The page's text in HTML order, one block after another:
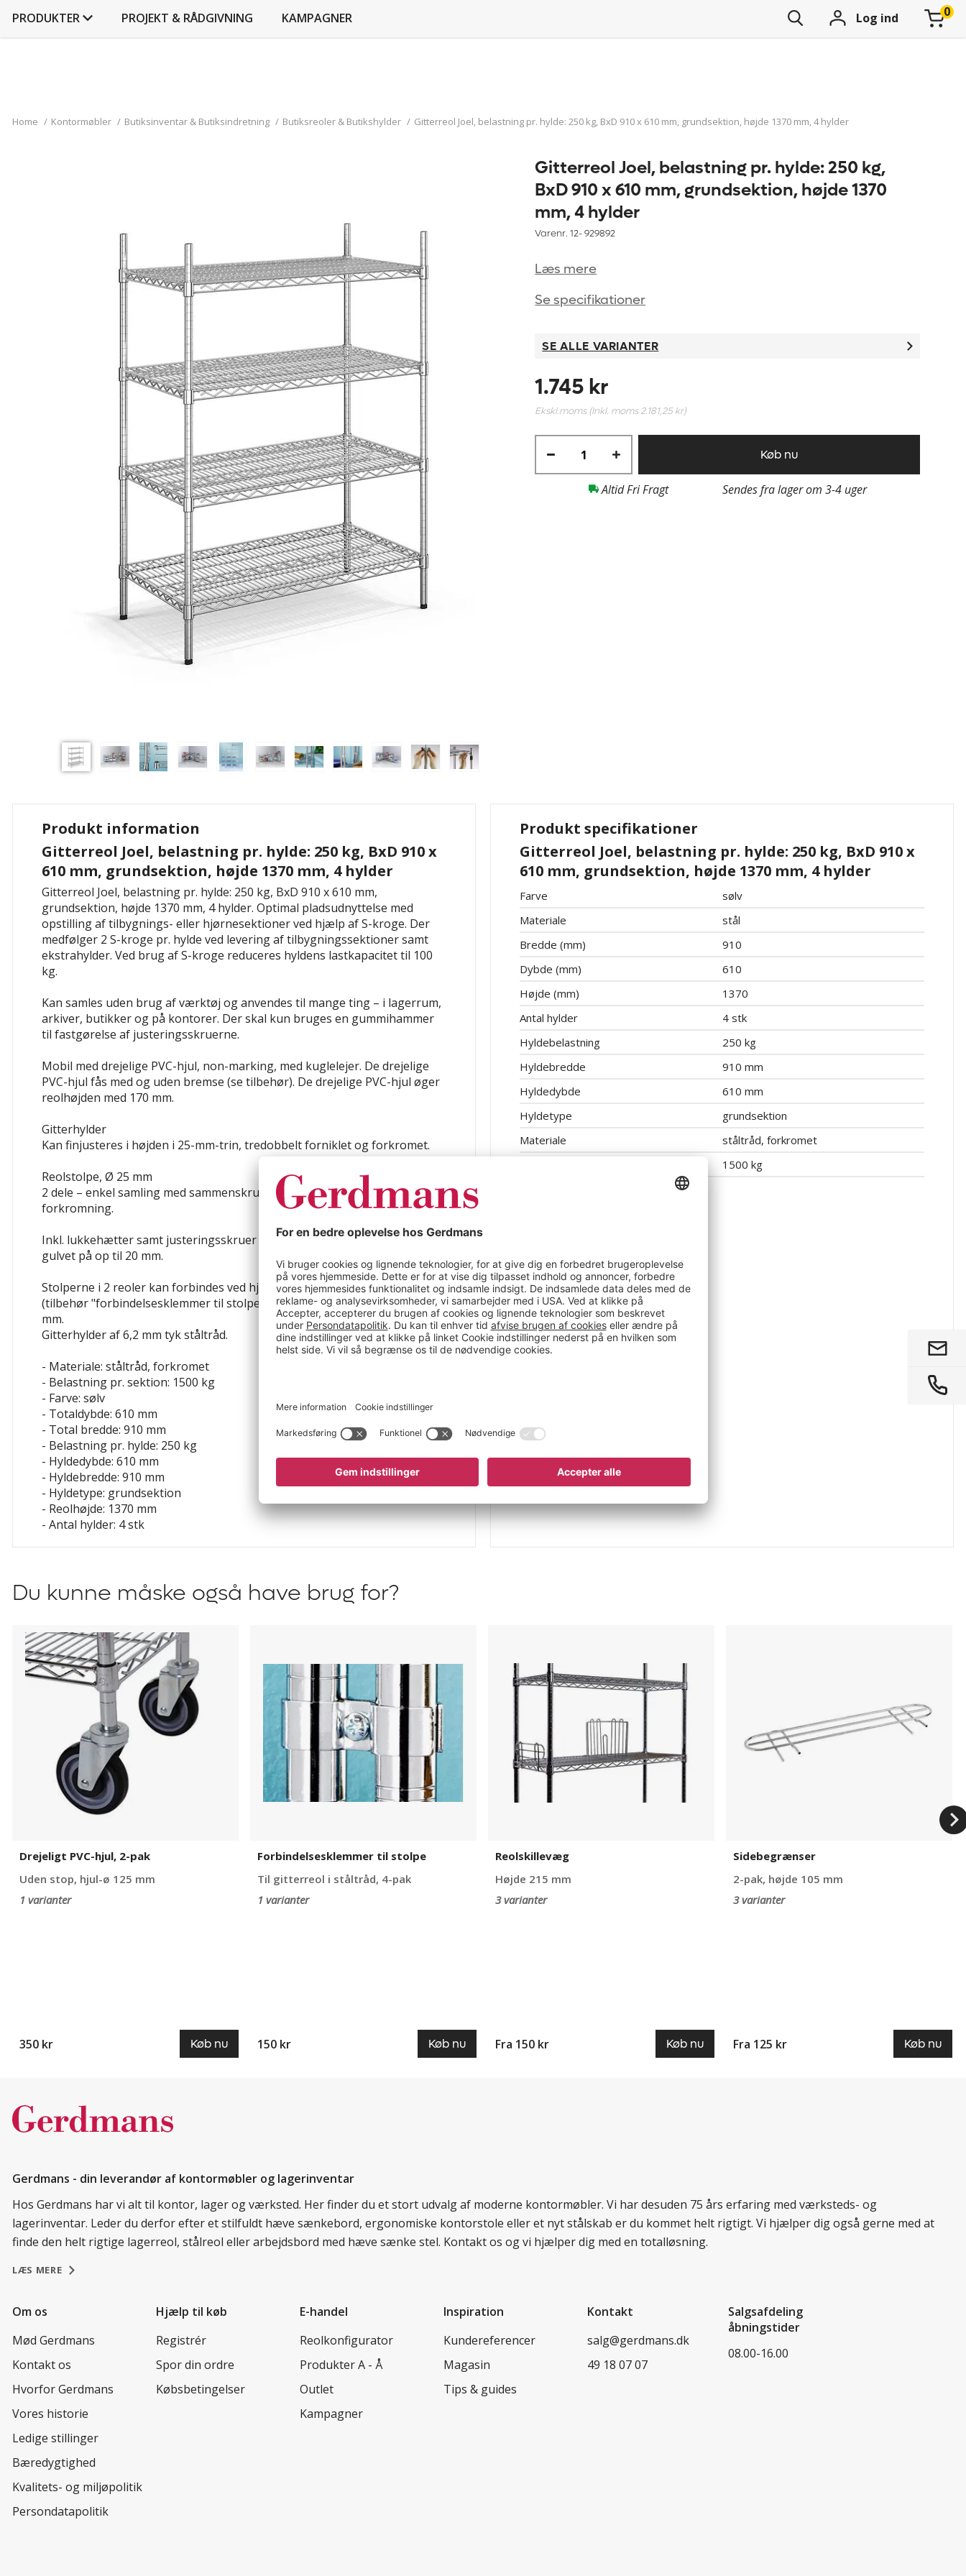
PRODUKTER PROJEKT & RÅDGIVNING KAMPAGNER Log ind
Home / Kontormøbler / Butiksinventar & Butiksindretning / Butiksreoler & Butikshylder / Gitterreol Joel, belastning pr. hylde: 250 kg, BxD 910 x 610 mm, grundsektion, højde 1370 mm, 4 hylder
Gitterreol Joel, belastning pr. hylde: 250 kg,
BxD 910 x 610 mm, grundsektion, højde 1370
mm, 4 hylder
Varenr. 12-929892
Læs mere
Se specifikationer
SE ALLE VARIANTER
1.745 kr
Ekskl.moms (Inkl. moms2.181,25 kr)
Køb nu
Altid Fri Fragt Sendes fra lager om 3-4 uger
Produkt information
Gitterreol Joel, belastning pr. hylde: 250 kg, BxD 910 x
610 mm, grundsektion, højde 1370 mm, 4 hylder
Gitterreol Joel, belastning pr. hylde: 250 kg, BxD 910 x 610 mm,
grundsektion, højde 1370 mm, 4 hylder. Optimal pladsudnyttelse med
opstilling aftilbygnings- eller hjørnesektionerved hjælp af S-kroge. Der
medfølger 2 S-kroge pr. hylde ved levering af tilbygningssektioner samt
ekstrahylder. Ved brug af S-kroge reduceres hyldens lastkapacitet til 100
kg.
Kan samles uden brug af værktøj og anvendes til mange ting – i lagerrum,
arkiver, butikker og på kontorer. Der skal kun bruges en gummihammer
til fastgørelse af justeringsskruerne.
Mobil med drejelige PVC-hjul, non-marking, med kuglelejer. De drejelige
PVC-hjul fås med og uden bremse (se tilbehør). De drejelige PVC-hjul øger
reolhøjden med 170 mm.
Gitterhylder
Kan finjusteres i højden i 25-mm-trin, tredobbelt forniklet og forkromet.
Reolstolpe, Ø 25 mm
2 dele – enkel samling med sammenskruning. Tredobbelt galvanisering og
forkromning.
Inkl. lukkehætter samt justeringsskruer til udligning af ujævnheder i
gulvet på op til 20 mm.
Stolperne i 2 reoler kan forbindes ved hjælp afforbindelsesklemmer
(tilbehør "forbindelsesklemmer til stolpe"). Herved fås enreolafstandpå 15
mm.
Gitterhylder af 6,2 mm tyk ståltråd.
- Materiale: ståltråd, forkromet
- Belastning pr. sektion: 1500 kg
- Farve: sølv
- Totaldybde: 610 mm
- Total bredde: 910 mm
- Belastning pr. hylde: 250 kg
- Hyldedybde: 610 mm
- Hyldebredde: 910 mm
- Hyldetype: grundsektion
- Reolhøjde: 1370 mm
- Antal hylder: 4 stk
Produkt specifikationer
Gitterreol Joel, belastning pr. hylde: 250 kg, BxD 910 x
610 mm, grundsektion, højde 1370 mm, 4 hylder
Farve
sølv
Materiale
stål
Bredde (mm)
910
Dybde (mm)
610
Højde (mm)
1370
Antal hylder
4 stk
Hyldebelastning
250 kg
Hyldebredde
910 mm
Hyldedybde
610 mm
Hyldetype
grundsektion
Materiale
ståltråd, forkromet
1500 kg
Du kunne måske også have brug for?
Drejeligt
PVC-
hjul,
Drejeligt PVC-hjul, 2-pak
Uden stop, hjul-ø 125 mm
1 varianter
350 kr Køb nu
stolpe
Forbindelsesklemmer til stolpe
Til gitterreol i ståltråd, 4-pak
1 varianter
150 kr Køb nu
Reolskillevæg
Højde 215 mm
3 varianter
Fra 150 kr Køb nu
Sidebegrænser
2-pak, højde 105 mm
3 varianter
Fra 125 kr Køb nu
Gerdmans - din leverandør af kontormøbler og lagerinventar
Hos Gerdmans har vi alt til kontor, lager og værksted. Her finder du et stort udvalg af moderne kontormøbler. Vi har desuden 75 års erfaring med værksteds- og
lagerinventar. Leder du derfor efter et stilfuldt hæve sænkebord, ergonomiske kontorstole eller et nyt stålskab er du kommet helt rigtigt. Vi hjælper dig også gerne med at
finde den helt rigtige lagerreol, stålreol eller arbejdsbord med hæve sænke stel. Kontakt os og vi hjælper dig med en totalløsning.
LÆS MERE
Om os
Mød Gerdmans
Kontakt os
Hvorfor Gerdmans
Vores historie
Ledige stillinger
Bæredygtighed
Kvalitets- og miljøpolitik
Persondatapolitik
Hjælp til køb
Registrér
Spor din ordre
Købsbetingelser
E-handel
Reolkonfigurator
Produkter A - Å
Outlet
Kampagner
Inspiration
Kundereferencer
Magasin
Tips & guides
Kontakt
salg@gerdmans.dk
49 18 07 07
Salgsafdeling
åbningstider
08.00-16.00